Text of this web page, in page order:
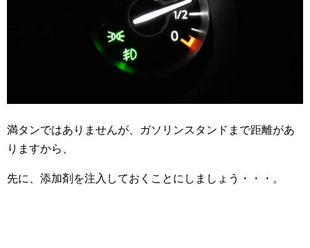
満タンではありませんが、ガソリンスタンドまで距離があ
りますから、
先に、添加剤を注入しておくことにしましょう・・・。